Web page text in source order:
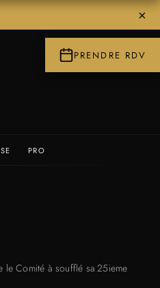
×
PRO
le Comité à soufflé sa 25ieme
PRENDRE RDV